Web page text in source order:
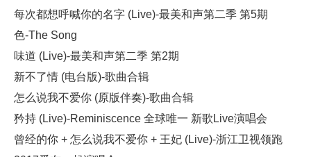
每次都想呼喊你的名字 (Live)-最美和声第二季 第5期
色-The Song
味道 (Live)-最美和声第二季 第2期
新不了情 (电台版)-歌曲合辑
怎么说我不爱你 (原版伴奏)-歌曲合辑
矜持 (Live)-Reminiscence 全球唯一 新歌Live演唱会
曾经的你 + 怎么说我不爱你 + 王妃 (Live)-浙江卫视领跑